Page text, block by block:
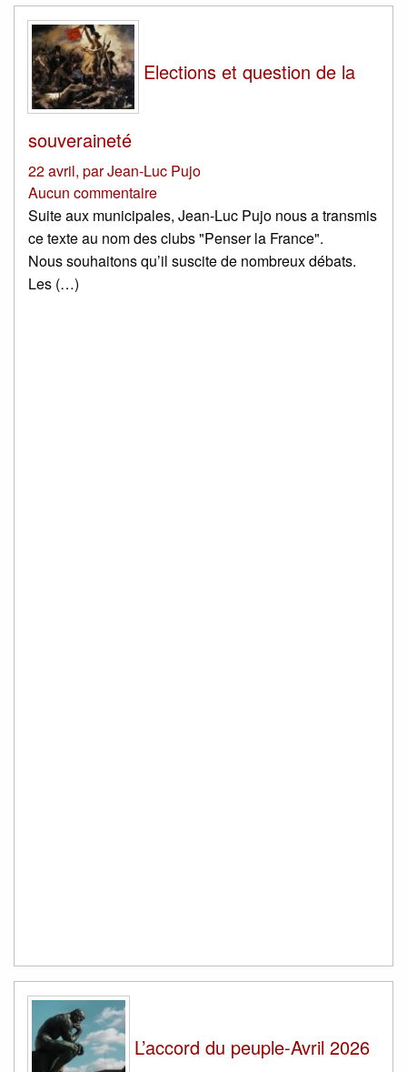
Elections et question de la
souveraineté
22 avril, parJean-Luc Pujo
Aucun commentaire
Suite aux municipales, Jean-Luc Pujo nous a transmis
ce texte au nom des clubs "Penser la France".
Nous souhaitons qu’il suscite de nombreux débats.
Les (…)
L’accord du peuple-Avril 2026